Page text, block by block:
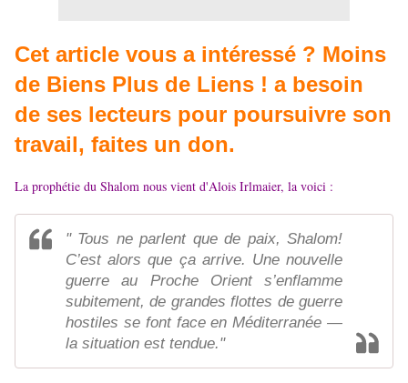
Cet article vous a intéressé ? Moins
de Biens Plus de Liens ! a besoin
de ses lecteurs pour poursuivre son
travail, faites un don.
La prophétie du Shalom nous vient d'Alois Irlmaier, la voici :
" Tous ne parlent que de paix, Shalom!
C’est alors que ça arrive. Une nouvelle
guerre au Proche Orient s’enflamme
subitement, de grandes flottes de guerre
hostiles se font face en Méditerranée —
la situation est tendue."